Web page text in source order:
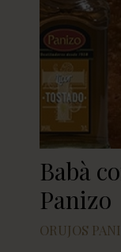
Babà
Panizo
ORUJOS